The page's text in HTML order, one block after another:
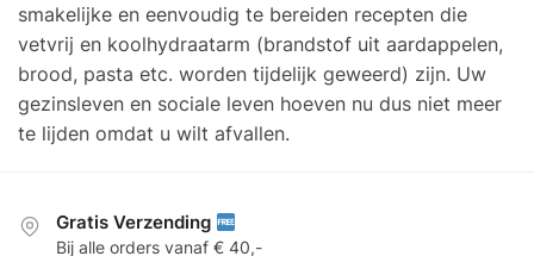
smakelijke en eenvoudig te bereiden recepten die
vetvrij en koolhydraatarm (brandstof uit aardappelen,
brood, pasta etc. worden tijdelijk geweerd) zijn. Uw
gezinsleven en sociale leven hoeven nu dus niet meer
te lijden omdat u wilt afvallen.
Gratis Verzending
Bij alle orders vanaf € 40,-